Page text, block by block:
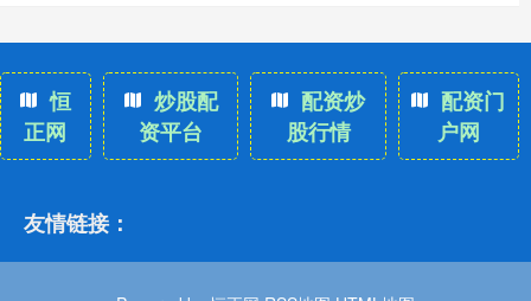
恒
正网
炒股配
资平台
配资炒
股行情
配资门
户网
友情链接：